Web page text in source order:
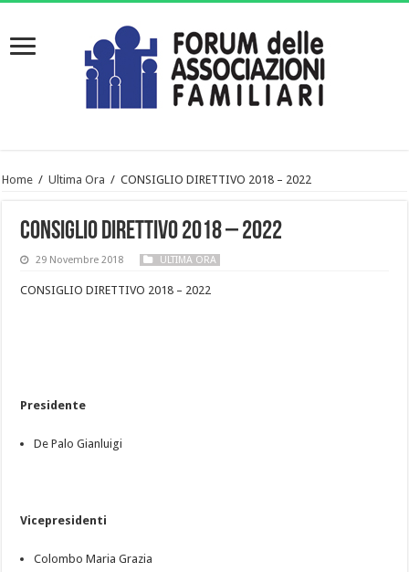
Home / Ultima Ora / CONSIGLIO DIRETTIVO 2018 – 2022
CONSIGLIO DIRETTIVO 2018 – 2022
29 Novembre 2018 ULTIMA ORA
CONSIGLIO DIRETTIVO 2018 – 2022
Presidente
De Palo Gianluigi
Vicepresidenti
Colombo Maria Grazia